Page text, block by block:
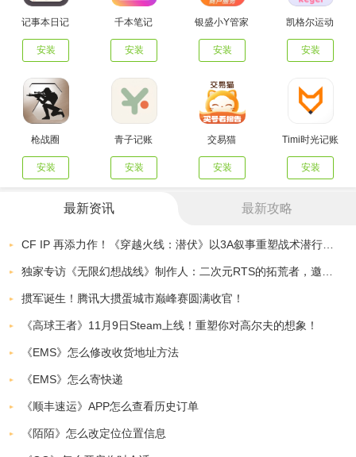
记事本日记
安装
千本笔记
安装
银盛小Y管家
安装
凯格尔运动
安装
枪战圈
安装
青子记账
安装
交易猫
安装
Timi时光记账
安装
最新资讯 最新攻略
CF IP 再添力作！《穿越火线：潜伏》以3A叙事重塑战术潜行玩法
独家专访《无限幻想战线》制作人：二次元RTS的拓荒者，邀你共筑无限幻想
掼军诞生！腾讯大掼蛋城市巅峰赛圆满收官！
《高球王者》11月9日Steam上线！重塑你对高尔夫的想象！
《EMS》怎么修改收货地址方法
《EMS》怎么寄快递
《顺丰速运》APP怎么查看历史订单
《陌陌》怎么改定位位置信息